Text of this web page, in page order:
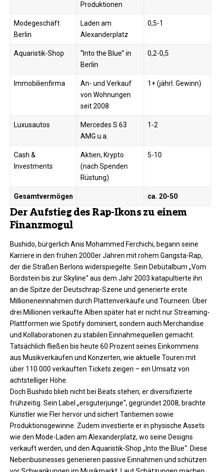
Produktionen
Modegeschäft
Berlin
Laden am
Alexanderplatz
0,5-1
Aquaristik-Shop
“Into the Blue” in
Berlin
0,2-0,5
Immobilienfirma
An- und Verkauf
von Wohnungen
seit 2008
1+ (jährl. Gewinn)
Luxusautos
Mercedes S 63
AMG u.a.
1-2
Cash &
Investments
Aktien, Krypto
(nach Spenden
Rüstung)
5-10
Gesamtvermögen ca. 20-50
Der Aufstieg des Rap-Ikons zu einem
Finanzmogul
Bushido, bürgerlich Anis Mohammed Ferchichi, begann seine
Karriere in den frühen 2000er Jahren mit rohem Gangsta-Rap,
der die Straßen Berlons widerspiegelte. Sein Debütalbum „Vom
Bordstein bis zur Skyline“ aus dem Jahr 2003 katapultierte ihn
an die Spitze der Deutschrap-Szene und generierte erste
Millioneneinnahmen durch Plattenverkäufe und Tourneen. Über
drei Millionen verkaufte Alben später hat er nicht nur Streaming-
Plattformen wie Spotify dominiert, sondern auch Merchandise
und Kollaborationen zu stabilen Einnahmequellen gemacht.
Tatsächlich fließen bis heute 60 Prozent seines Einkommens
aus Musikverkäufen und Konzerten, wie aktuelle Touren mit
über 110.000 verkauften Tickets zeigen – ein Umsatz von
achtstelliger Höhe.
Doch Bushido blieb nicht bei Beats stehen; er diversifizierte
frühzeitig. Sein Label „ersguterjunge“, gegründet 2008, brachte
Künstler wie Fler hervor und sichert Tantiemen sowie
Produktionsgewinne. Zudem investierte er in physische Assets
wie den Mode-Laden am Alexanderplatz, wo seine Designs
verkauft werden, und den Aquaristik-Shop „Into the Blue“. Diese
Nebenbusinesses generieren passive Einnahmen und schützen